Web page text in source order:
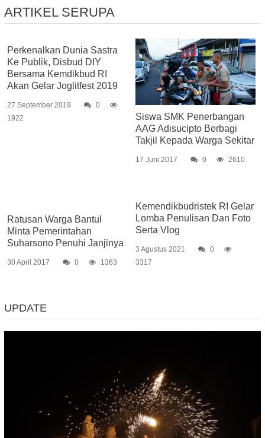
ARTIKEL SERUPA
Perkenalkan Dunia Sastra
Ke Publik, Disbud DIY
Bersama Kemdikbud RI
Akan Gelar Joglitfest 2019
27 September 2019
0
1922
Siswa SMK Penerbangan
AAG Adisucipto Berbagi
Takjil Kepada Warga Sekitar
17 Juni 2017 0 2610
Ratusan Warga Bantul
Minta Pemerintahan
Suharsono Penuhi Janjinya
30 April 2017 0 1363
Kemendikbudristek RI Gelar
Lomba Penulisan Dan Foto
Serta Vlog
3 Agustus 2021
0
3317
UPDATE